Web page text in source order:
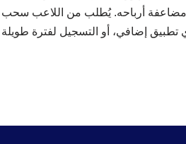
مضاعفة أرباحه. يُطلب من اللاعب سحب